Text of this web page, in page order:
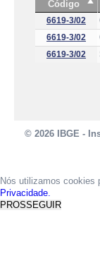
Código
6619-3/02
6619-3/02
6619-3/02
© 2026 IBGE -
Nós utilizamos cookies
Privacidade.
PROSSEGUIR